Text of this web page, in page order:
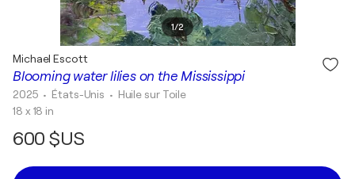
1/2
Blooming water lilies on the Mississippi
Michael Escott
2025 • États-Unis • Huile sur Toile
18 x 18 in
600 $US